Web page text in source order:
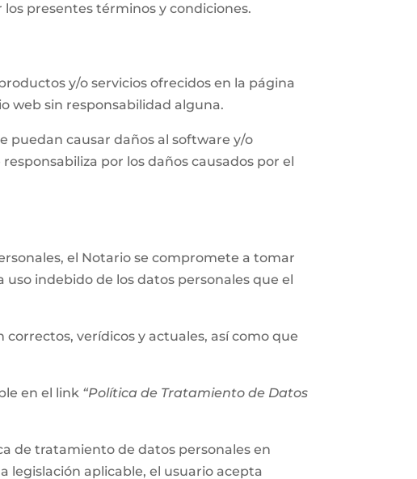
presentes términos y condiciones.
y/o servicios ofrecidos en la página
web sin responsabilidad alguna.
puedan causar daños al software y/o
por los daños causados por el
el Notario se compromete a tomar
indebido de los datos personales que el
verídicos y actuales, así como que
en el link “Política de Tratamiento de Datos
de tratamiento de datos personales en
legislación aplicable, el usuario acepta